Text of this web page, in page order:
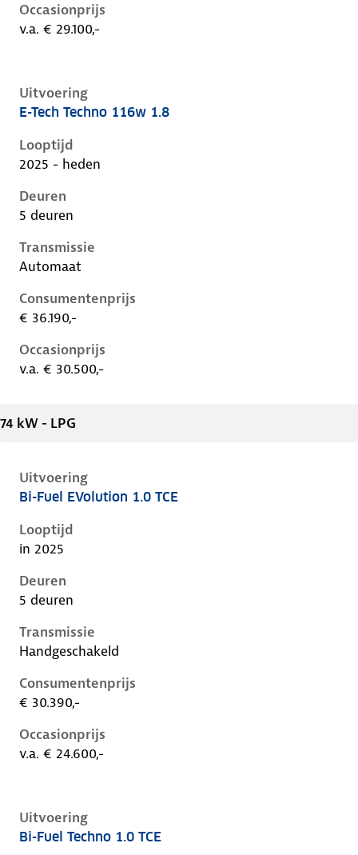
Occasionprijs
v.a. € 29.100,-
Uitvoering
Renault Captur ii-1e-facelift, 1.8, 116 kW, Hybride
E-Tech Techno 116w 1.8
Looptijd
2025 - heden
Deuren
5 deuren
Transmissie
Automaat
Consumentenprijs
€ 36.190,-
Occasionprijs
v.a. € 30.500,-
74 kW - LPG
Uitvoering
Renault Captur ii-1e-facelift, 1.0 tce, 74 kW, LPG, 5
Bi-Fuel EVolution 1.0 TCE
Looptijd
in 2025
Deuren
5 deuren
Transmissie
Handgeschakeld
Consumentenprijs
€ 30.390,-
Occasionprijs
v.a. € 24.600,-
Uitvoering
Renault Captur ii-1e-facelift, 1.0 tce, 74 kW, LPG, 5
Bi-Fuel Techno 1.0 TCE